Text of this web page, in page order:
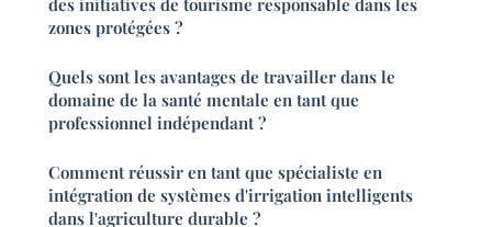
zones protégées ?
Quels sont les avantages de travailler dans le
domaine de la santé mentale en tant que
professionnel indépendant ?
Comment réussir en tant que spécialiste en
intégration de systèmes d'irrigation intelligents
dans l'agriculture durable ?